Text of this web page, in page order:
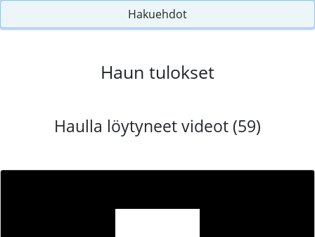
Hakuehdot
Haun tulokset
Haulla löytyneet videot (59)